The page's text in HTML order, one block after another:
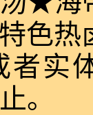
色
者实
。